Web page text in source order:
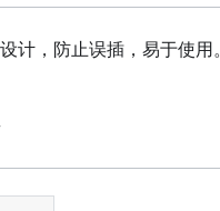
计，防止误插，易于使用。